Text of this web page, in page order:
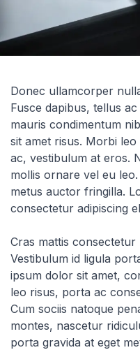
Donec ullamcorper
Fusce dapibus, tellus
mauris condimentum
sit amet risus. Morbi
ac, vestibulum at eros.
mollis ornare vel eu
metus auctor fringilla.
consectetur adipiscing
Cras mattis
Vestibulum id ligula
ipsum dolor sit amet,
leo risus, porta ac
Cum sociis natoque
montes, nascetur
porta gravida at eget